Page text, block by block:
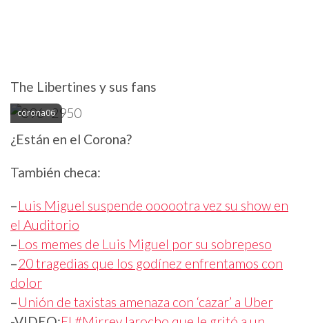
The Libertines y sus fans
corona06
¿Están en el Corona?
También checa:
–Luis Miguel suspende oooootra vez su show en
el Auditorio
–Los memes de Luis Miguel por su sobrepeso
–20 tragedias que los godínez enfrentamos con
dolor
–Unión de taxistas amenaza con ‘cazar’ a Uber